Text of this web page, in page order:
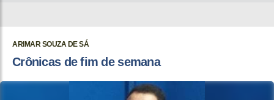
ARIMAR SOUZA DE SÁ
Crônicas de fim de semana